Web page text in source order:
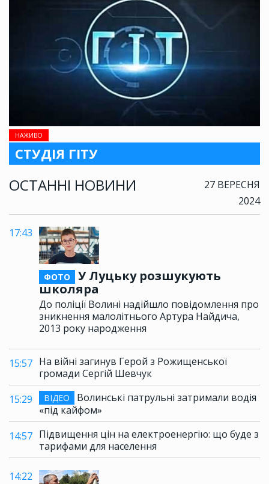
НАЖИВО
СТУДІЯ ГІТУ
ОСТАННІ НОВИНИ
27 ВЕРЕСНЯ
2024
17:43
ФОТО
У Луцьку розшукують
школяра
До поліції Волині надійшло повідомлення про
зникнення малолітнього Артура Найдича,
2013 року народження
15:57 На війні загинув Герой з Рожищенської
громади Сергій Шевчук
15:29
ВІДЕО
Волинські патрульні затримали водія
«під кайфом»
14:57 Підвищення цін на електроенергію: що буде з
тарифами для населення
14:22